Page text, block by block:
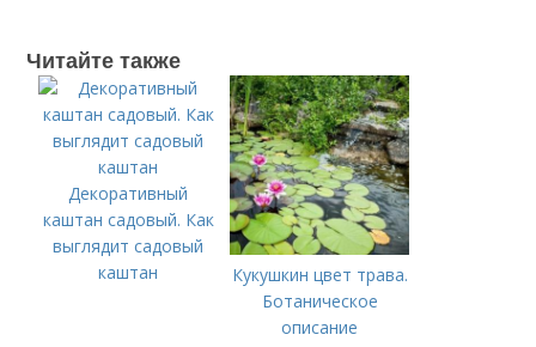
Читайте также
Декоративный
каштан садовый. Как
выглядит садовый
каштан
Кукушкин цвет трава.
Ботаническое
описание